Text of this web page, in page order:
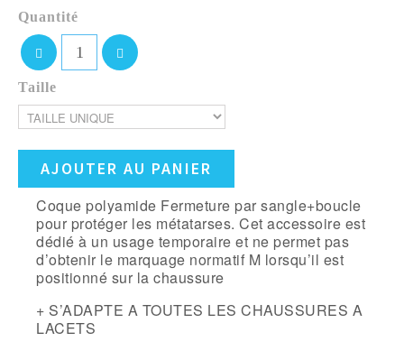
Quantité
Taille
AJOUTER AU PANIER
Coque polyamide Fermeture par sangle+boucle
pour protéger les métatarses. Cet accessoire est
dédié à un usage temporaire et ne permet pas
d’obtenir le marquage normatif M lorsqu’il est
positionné sur la chaussure
+ S’ADAPTE A TOUTES LES CHAUSSURES A
LACETS